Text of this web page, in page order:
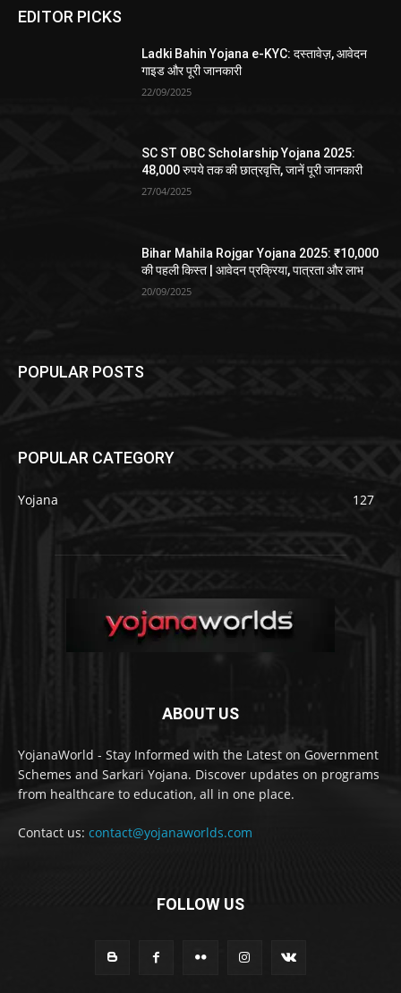
EDITOR PICKS
Ladki Bahin Yojana e-KYC: दस्तावेज़, आवेदन
गाइड और पूरी जानकारी
22/09/2025
SC ST OBC Scholarship Yojana 2025:
48,000 रुपये तक की छात्रवृत्ति, जानें पूरी जानकारी
27/04/2025
Bihar Mahila Rojgar Yojana 2025: ₹10,000
की पहली किस्त | आवेदन प्रक्रिया, पात्रता और लाभ
20/09/2025
POPULAR POSTS
POPULAR CATEGORY
Yojana 127
ABOUT US
YojanaWorld - Stay Informed with the Latest on Government
Schemes and Sarkari Yojana. Discover updates on programs
from healthcare to education, all in one place.
Contact us: contact@yojanaworlds.com
FOLLOW US